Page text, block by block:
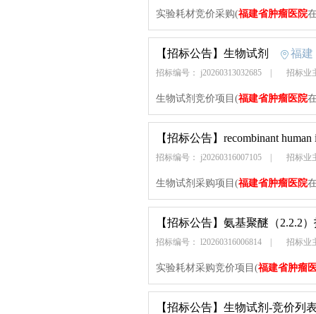
实验耗材竞价采购(福建省肿瘤医院
【招标公告】 生物试剂 福建
招标编号： j20260313032685 招标业
生物试剂竞价项目(福建省肿瘤医院
【招标公告】 recombinant
招标编号： j20260316007105 招标业
生物试剂采购项目(福建省肿瘤医院
【招标公告】 氨基聚醚（2.2.2
招标编号： l20260316006814 招标业
实验耗材采购竞价项目(福建省肿瘤
【招标公告】 生物试剂-竞价列